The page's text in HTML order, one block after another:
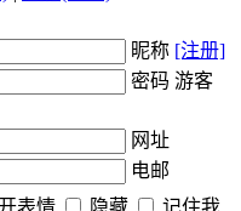
昵称 [注册]
密码 游客
网址
电邮